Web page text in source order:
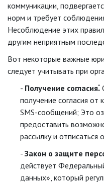
коммуникации,
норм и требует
Несоблюдение этих
другим неприятным
Вот некоторые важные
следует учитывать при
Получение согласия⁚
получение согласия от
SMS-сообщений; Это
предоставить
рассылку и отписаться
Закон о защите
действует
данных», который